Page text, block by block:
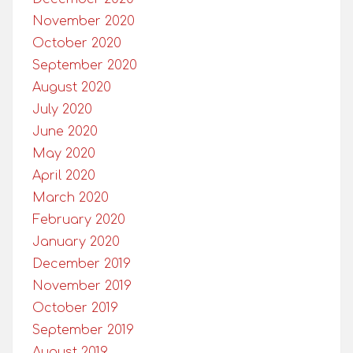
November 2020
October 2020
September 2020
August 2020
July 2020
June 2020
May 2020
April 2020
March 2020
February 2020
January 2020
December 2019
November 2019
October 2019
September 2019